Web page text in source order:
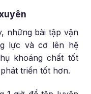
những bài tập vận
lực và cơ lên hệ
khoáng chất tốt
triển tốt hơn.